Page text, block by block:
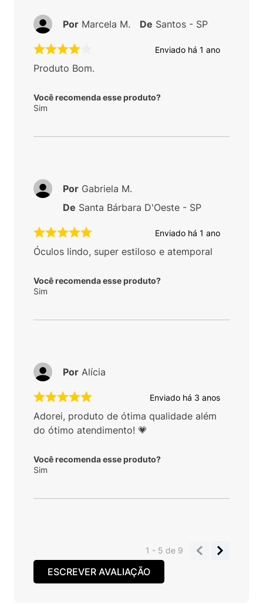
Enviado há 1 ano
Produto Bom.
Você recomenda esse produto?
Sim
Por Marcela M. De Santos - SP
Enviado há 1 ano
Óculos lindo, super estiloso e atemporal
Você recomenda esse produto?
Sim
Por Gabriela M.
De Santa Bárbara D'Oeste - SP
Enviado há 3 anos
Adorei, produto de ótima qualidade além
do ótimo atendimento! 💗
Você recomenda esse produto?
Sim
Por Alícia
1 - 5de 9
ESCREVER AVALIAÇÃO